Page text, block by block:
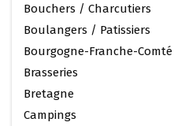
Bouchers / Charcutiers
Boulangers / Patissiers
Bourgogne-Franche-Comté
Brasseries
Bretagne
Campings